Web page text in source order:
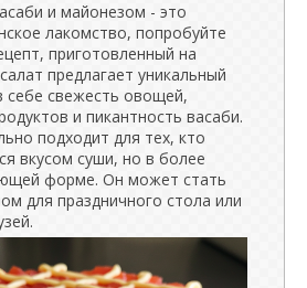
и майонезом - это
лакомство, попробуйте
приготовленный на
предлагает уникальный
себе свежесть овощей,
и пикантность васаби.
подходит для тех, кто
вкусом суши, но в более
форме. Он может стать
для праздничного стола или